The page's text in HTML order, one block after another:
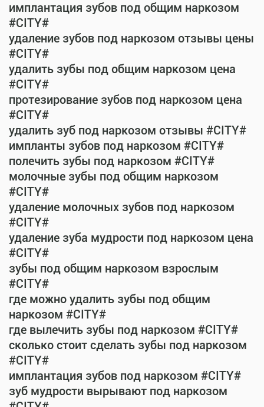
имплантация зубов под общим наркозом
#CITY#
удаление зубов под наркозом отзывы цены
#CITY#
удалить зубы под общим наркозом цена
#CITY#
протезирование зубов под наркозом цена
#CITY#
удалить зуб под наркозом отзывы #CITY#
импланты зубов под наркозом #CITY#
полечить зубы под наркозом #CITY#
молочные зубы под общим наркозом
#CITY#
удаление молочных зубов под наркозом
#CITY#
удаление зуба мудрости под наркозом цена
#CITY#
зубы под общим наркозом взрослым
#CITY#
где можно удалить зубы под общим
наркозом #CITY#
где вылечить зубы под наркозом #CITY#
сколько стоит сделать зубы под наркозом
#CITY#
имплантация зубов под наркозом #CITY#
зуб мудрости вырывают под наркозом